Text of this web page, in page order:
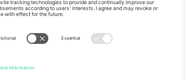
Roma
06700
იურიდიული პირი იცვლება